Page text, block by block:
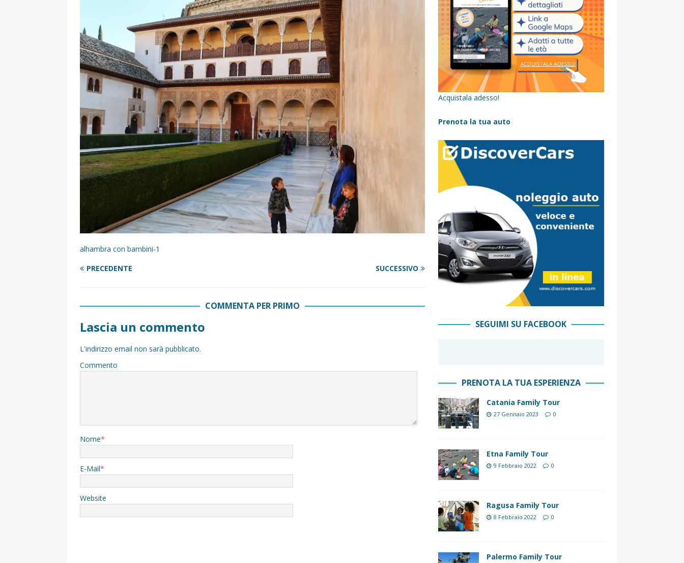
[ 17 Dicembre 2025 ] Organizzare un viaggio in Sicilia con i bambini (senza stress)
UTILI
[ 14 Settembre 2025 ] Rifugi e Bivacchi sull’Etna: Guida Completa per Famiglie
PARCHI NATURALI E AREE PICNIC
[ 2 Aprile 2025 ]
Escursioni in Sicilia con bambini: itinerari imperdibili (+ consigli utili)- Parte 1
VIAGGI IN SICILIA
[ 17 Settembre 2023 ] Vendemmia con i bambini in Sicilia, dove andare?
DIDATTICHE
[ 19 Gennaio 2023 ] Visitare la Fiumara d’Arte con i bambini, quando la natura incontra l’arte
VIAGGI IN SICILIA
[ 20 Marzo 2022 ]
Cosa fare in Sicilia con i bambini: mare, attività e tour a prova di famiglia
VIAGGI IN SICILIA
alhambra con bambini-1
PRECEDENTE
SUCCESSIVO
COMMENTA PER PRIMO
Lascia un commento
L'indirizzo email non sarà pubblicato.
Commento
Nome*
E-Mail*
Website
Acquistala adesso!
Prenota la tua auto
SEGUIMI SU FACEBOOK
PRENOTA LA TUA ESPERIENZA
Catania Family Tour
27 Gennaio 2023 0
Etna Family Tour
9 Febbraio 2022 0
Ragusa Family Tour
8 Febbraio 2022 0
Palermo Family Tour